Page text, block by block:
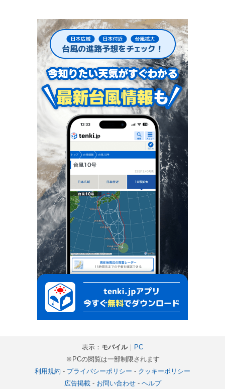
表示： モバイル｜ PC
※PCの閲覧は一部制限されます
利用規約 - プライバシーポリシー - クッキーポリシー
広告掲載- お問い合わせ- ヘルプ